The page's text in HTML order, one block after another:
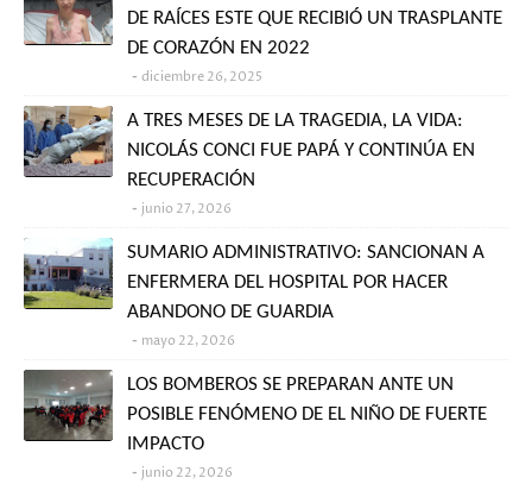
DE RAÍCES ESTE QUE RECIBIÓ UN TRASPLANTE
DE CORAZÓN EN 2022
diciembre 26, 2025
A TRES MESES DE LA TRAGEDIA, LA VIDA:
NICOLÁS CONCI FUE PAPÁ Y CONTINÚA EN
RECUPERACIÓN
junio 27, 2026
SUMARIO ADMINISTRATIVO: SANCIONAN A
ENFERMERA DEL HOSPITAL POR HACER
ABANDONO DE GUARDIA
mayo 22, 2026
LOS BOMBEROS SE PREPARAN ANTE UN
POSIBLE FENÓMENO DE EL NIÑO DE FUERTE
IMPACTO
junio 22, 2026